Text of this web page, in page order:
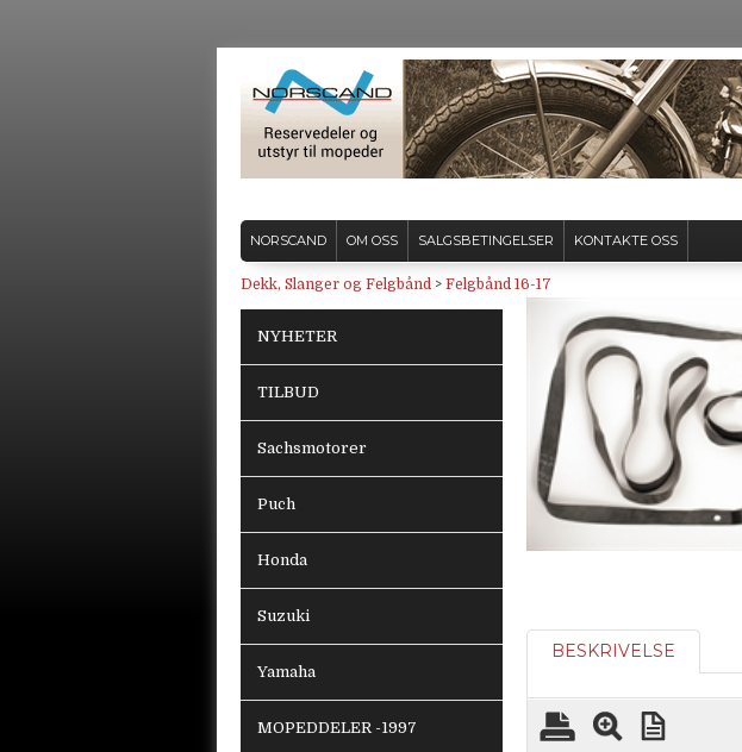
NORSCAND OM OSS SALGSBETINGELSER KONTAKTE OSS
Dekk, Slanger og Felgbånd > Felgbånd 16-17
NYHETER
TILBUD
Sachsmotorer
Puch
Honda
Suzuki
Yamaha
MOPEDDELER -1997
BESKRIVELSE